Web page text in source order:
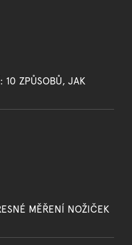
10 ZPŮSOBŮ, JAK
MĚŘENÍ NOŽIČEK